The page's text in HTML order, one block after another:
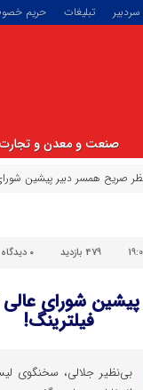
تبلیغات حریم
صنعت و معدن و تجارت
صریح همسر دبیر پیشین
479 بازدید ۰ دیدگاه
پیشین شورای
فیلترینگ!
بی‌نظیر جلالی، سخنگوی